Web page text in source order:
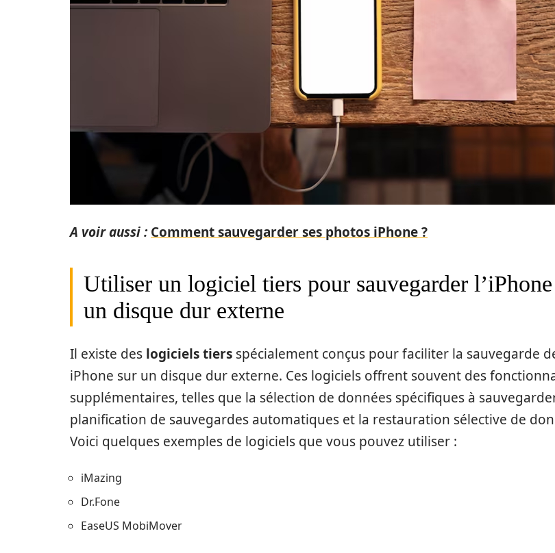
A voir aussi : Comment sauvegarder ses photos iPhone ?
Utiliser un logiciel tiers pour sauvegarder
un disque dur externe
Il existe des logiciels tiers spécialement conçus pour faciliter la sauvegarde
iPhone sur un disque dur externe. Ces logiciels offrent souvent des
supplémentaires, telles que la sélection de données spécifiques à
planification de sauvegardes automatiques et la restauration sélective de
Voici quelques exemples de logiciels que vous pouvez utiliser :
iMazing
Dr.Fone
EaseUS MobiMover